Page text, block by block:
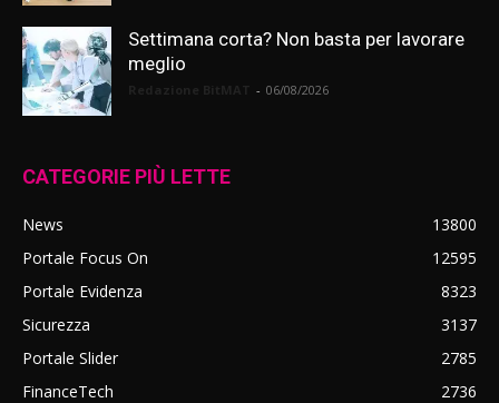
Settimana corta? Non basta per lavorare
meglio
- 06/08/2026
CATEGORIE PIÙ LETTE
News
13800
Portale Focus On
12595
Portale Evidenza
8323
Sicurezza
3137
Portale Slider
2785
FinanceTech
2736